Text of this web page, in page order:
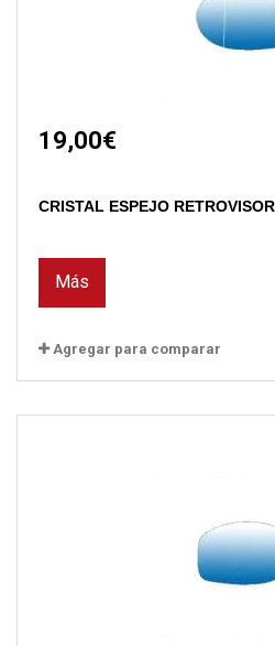
19,00€
CRISTAL ESPEJO
Más
Agregar para comparar